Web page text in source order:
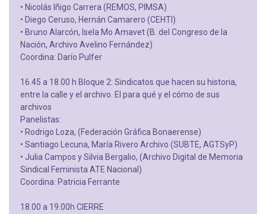
• Nicolás Iñigo Carrera (REMOS, PIMSA)
• Diego Ceruso, Hernán Camarero (CEHTI)
• Bruno Alarcón, Isela Mo Amavet (B. del Congreso de la
Nación, Archivo Avelino Fernández)
Coordina: Darío Pulfer
16.45 a 18.00 h Bloque 2: Sindicatos que hacen su historia,
entre la calle y el archivo. El para qué y el cómo de sus
archivos
Panelistas:
• Rodrigo Loza, (Federación Gráfica Bonaerense)
• Santiago Lecuna, María Rivero Archivo (SUBTE, AGTSyP)
• Julia Campos y Silvia Bergalio, (Archivo Digital de Memoria
Sindical Feminista ATE Nacional)
Coordina: Patricia Ferrante
18.00 a 19.00h CIERRE